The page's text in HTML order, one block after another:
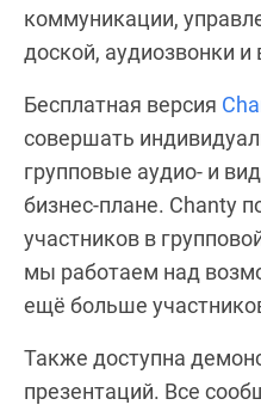
коммуникации,
доской, аудиозвонки
Бесплатная версия
совершать
групповые аудио- и
бизнес-плане. Chanty
участников в
мы работаем над
ещё больше
Также доступна
презентаций. Все